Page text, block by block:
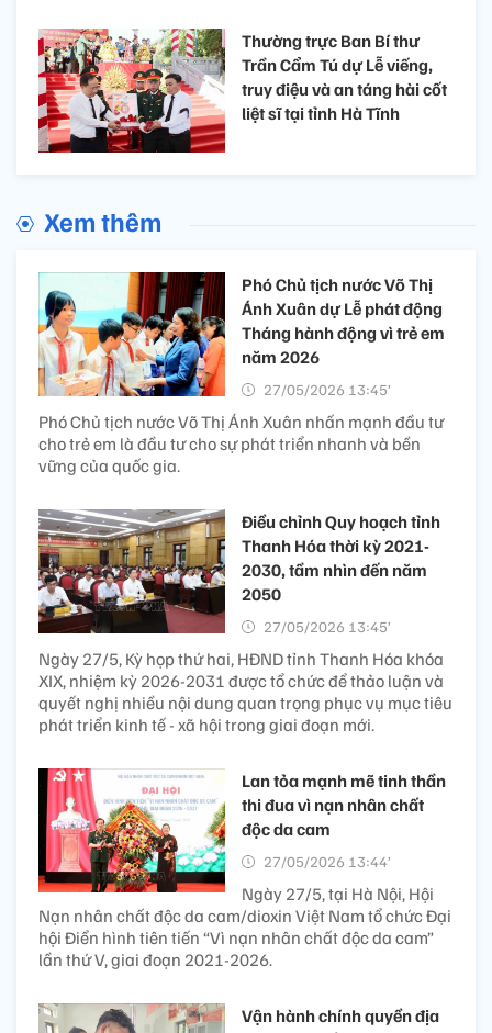
Thường trực Ban Bí thư
Trần Cẩm Tú dự Lễ viếng,
truy điệu và an táng hài cốt
liệt sĩ tại tỉnh Hà Tĩnh
Xem thêm
Phó Chủ tịch nước Võ Thị
Ánh Xuân dự Lễ phát động
Tháng hành động vì trẻ em
năm 2026
27/05/2026 13:45’
Phó Chủ tịch nước Võ Thị Ánh Xuân nhấn mạnh đầu tư
cho trẻ em là đầu tư cho sự phát triển nhanh và bền
vững của quốc gia.
Điều chỉnh Quy hoạch tỉnh
Thanh Hóa thời kỳ 2021-
2030, tầm nhìn đến năm
2050
27/05/2026 13:45’
Ngày 27/5, Kỳ họp thứ hai, HĐND tỉnh Thanh Hóa khóa
XIX, nhiệm kỳ 2026-2031 được tổ chức để thảo luận và
quyết nghị nhiều nội dung quan trọng phục vụ mục tiêu
phát triển kinh tế - xã hội trong giai đoạn mới.
Lan tỏa mạnh mẽ tinh thần
thi đua vì nạn nhân chất
độc da cam
27/05/2026 13:44’
Ngày 27/5, tại Hà Nội, Hội
Nạn nhân chất độc da cam/dioxin Việt Nam tổ chức Đại
hội Điển hình tiên tiến “Vì nạn nhân chất độc da cam”
lần thứ V, giai đoạn 2021-2026.
Vận hành chính quyền địa